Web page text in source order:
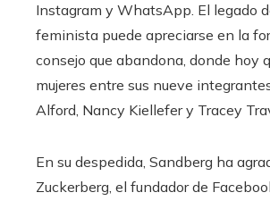
Instagram y WhatsApp. El legado
feminista puede apreciarse en la
consejo que abandona, donde hoy
mujeres entre sus nueve
Alford, Nancy Kiellefer y Tracey
En su despedida, Sandberg ha
Zuckerberg, el fundador de